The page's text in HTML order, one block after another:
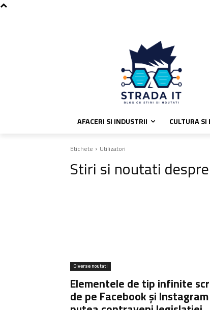
AFACERI SI INDUSTRII CULTURA
Etichete Utilizatori
Stiri si noutati
Diverse noutati
Elementele de tip infinite
de pe Facebook și